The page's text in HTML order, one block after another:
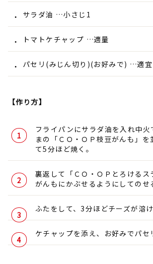
サラダ油 …小さじ1
トマトケチャップ …適量
パセリ(みじん切り)(お好みで) …適宜
【作り方】
フライパンにサラダ油を入れ中火
まの「ＣＯ・ＯＰ枝豆がんも」を
て5分ほど焼く。
裏返して「ＣＯ・ＯＰとろけるス
がんもにかぶせるようにしてのせ
ふたをして、3分ほどチーズが溶け
ケチャップを添え、お好みでパセ